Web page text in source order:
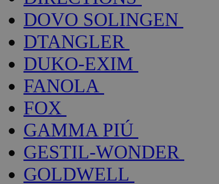
DOVO SOLINGEN
DTANGLER
DUKO-EXIM
FANOLA
FOX
GAMMA PIÚ
GESTIL-WONDER
GOLDWELL